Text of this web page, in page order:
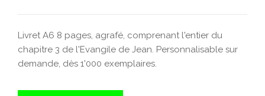
Livret A6 8 pages, agrafé, comprenant l'entier du
chapitre 3 de l'Evangile de Jean. Personnalisable sur
demande, dès 1'000 exemplaires.